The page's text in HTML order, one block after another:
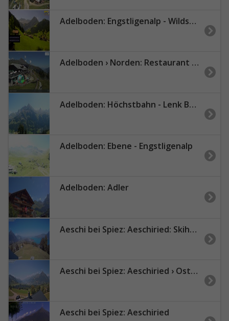
Adelboden: Engstligenalp - Wildstrubel
Adelboden › Norden: Restaurant Sillerenbühl - Sillerenbühl
Adelboden: Höchstbahn - Lenk Bergbahnen
Adelboden: Ebene - Engstligenalp
Adelboden: Adler
Aeschi bei Spiez: Aeschiried: Skihütte Aeschiried - Skilift Aeschiallmend Ag - Thunersee
Aeschi bei Spiez: Aeschiried › Osten
Aeschi bei Spiez: Aeschiried